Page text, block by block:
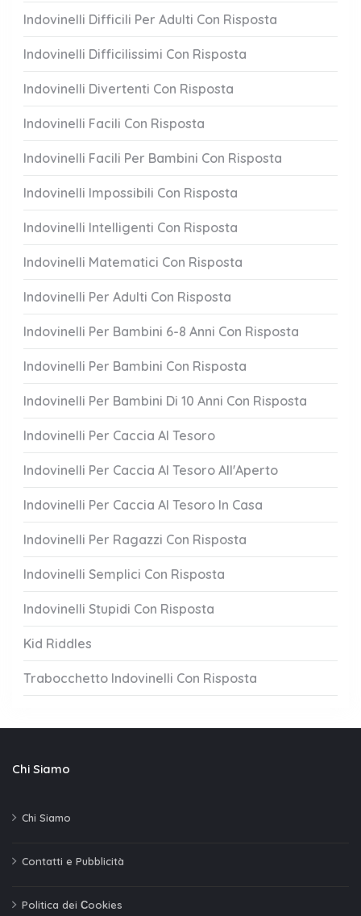
Indovinelli Difficili Per Adulti Con Risposta
Indovinelli Difficilissimi Con Risposta
Indovinelli Divertenti Con Risposta
Indovinelli Facili Con Risposta
Indovinelli Facili Per Bambini Con Risposta
Indovinelli Impossibili Con Risposta
Indovinelli Intelligenti Con Risposta
Indovinelli Matematici Con Risposta
Indovinelli Per Adulti Con Risposta
Indovinelli Per Bambini 6-8 Anni Con Risposta
Indovinelli Per Bambini Con Risposta
Indovinelli Per Bambini Di 10 Anni Con Risposta
Indovinelli Per Caccia Al Tesoro
Indovinelli Per Caccia Al Tesoro All'Aperto
Indovinelli Per Caccia Al Tesoro In Casa
Indovinelli Per Ragazzi Con Risposta
Indovinelli Semplici Con Risposta
Indovinelli Stupidi Con Risposta
Kid Riddles
Trabocchetto Indovinelli Con Risposta
Chi Siamo
Chi Siamo
Contatti e Pubblicità
Politica dei Сookies